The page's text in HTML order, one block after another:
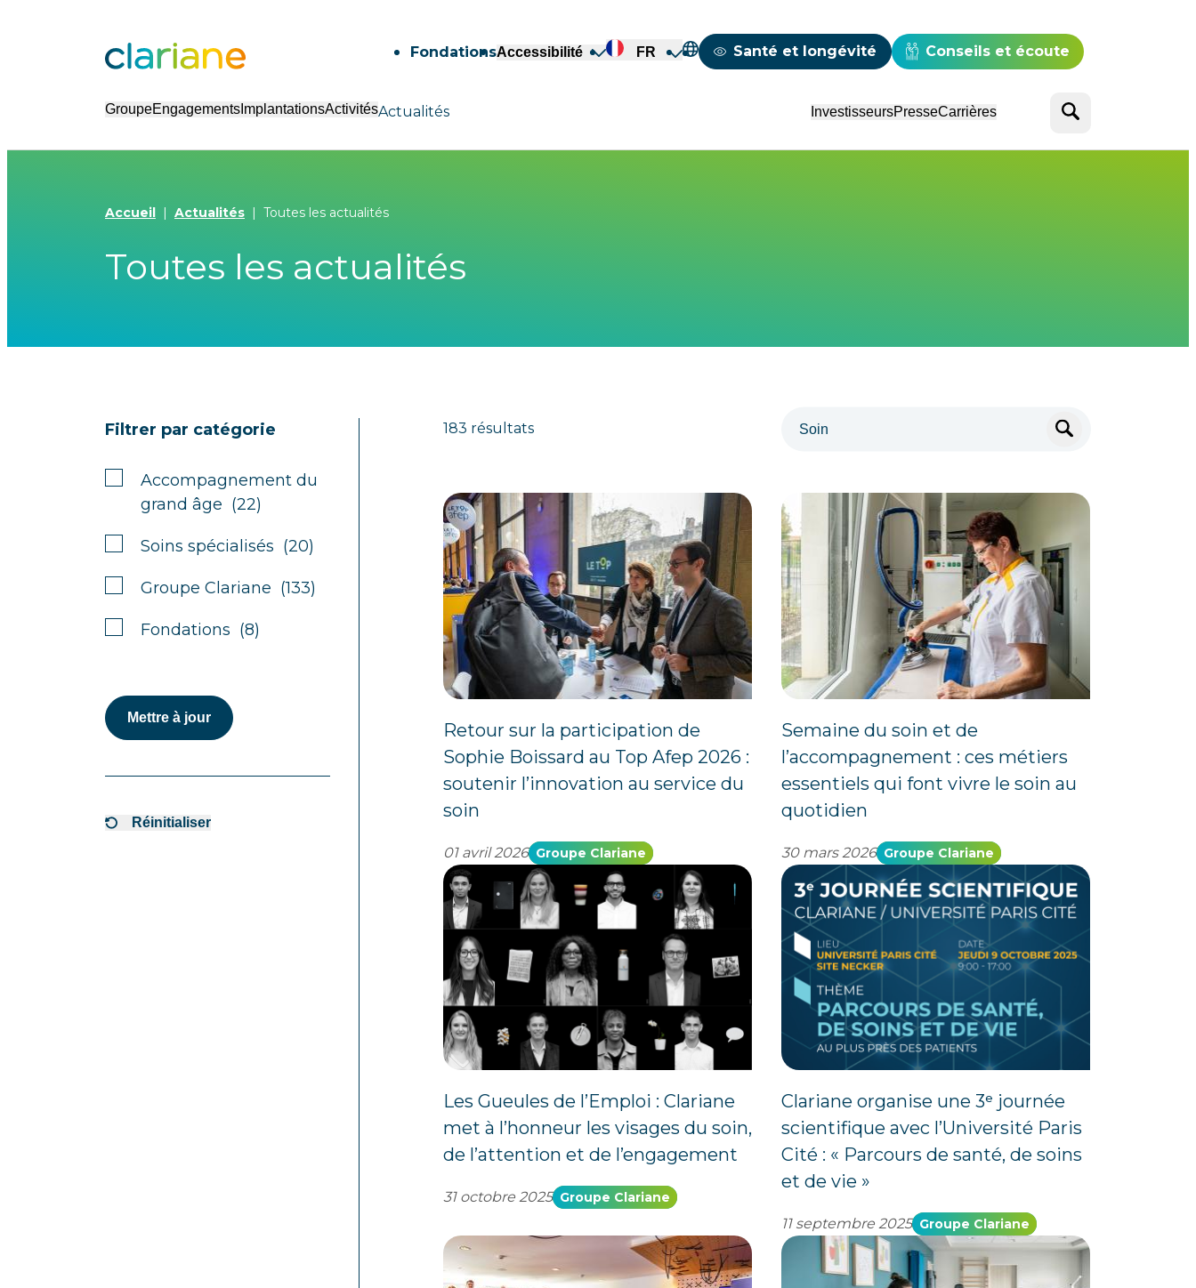
FondationsAccessibilité FR Mappemonde
Santé et longévité Conseils et écoute
GroupeEngagements ImplantationsActivitésActualités InvestisseursPresseCarrières Rechercher
Accueil Actualités Toutes les actualités
Toutes les actualités
Filtrer par catégorie
Accompagnement du
grand âge (22)
Soins spécialisés (20)
Groupe Clariane (133)
Fondations (8)
Mettre à jour
Réinitialiser
183 résultats
Retour sur la participation de
Sophie Boissard au Top Afep 2026 :
soutenir l’innovation au service du
soin
01 avril 2026 Groupe Clariane
Semaine du soin et de
l’accompagnement : ces métiers
essentiels qui font vivre le soin au
quotidien
30 mars 2026 Groupe Clariane
Les Gueules de l’Emploi : Clariane
met à l’honneur les visages du soin,
de l’attention et de l’engagement
31 octobre 2025 Groupe Clariane
Clariane organise une 3ᵉ journée
scientifique avec l’Université Paris
Cité : « Parcours de santé, de soins
et de vie »
11 septembre 2025 Groupe Clariane